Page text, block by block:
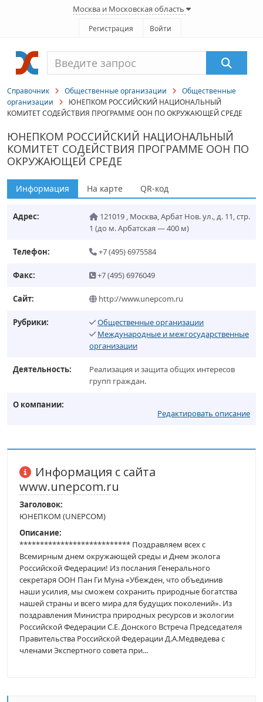
Москва и Московская область
Регистрация Войти
Справочник Общественные организации
Общественные
организации
ЮНЕПКОМ РОССИЙСКИЙ НАЦИОНАЛЬНЫЙ
КОМИТЕТ СОДЕЙСТВИЯ ПРОГРАММЕ ООН ПО ОКРУЖАЮЩЕЙ СРЕДЕ
ЮНЕПКОМ РОССИЙСКИЙ НАЦИОНАЛЬНЫЙ
КОМИТЕТ СОДЕЙСТВИЯ ПРОГРАММЕ ООН ПО
ОКРУЖАЮЩЕЙ СРЕДЕ
Информация На карте QR-код
Адрес: 121019 , Москва,Арбат Нов. ул., д. 11, стр.
1 (до м. Арбатская — 400 м)
Телефон: +7 (495) 6975584
Факс: +7 (495) 6976049
Сайт: http://www.unepcom.ru
Рубрики:
Общественные организации
Международные и межгосударственные
организации
Деятельность:
Реализация и защита общих интересов
групп граждан.
О компании:
Редактировать описание
Информация с сайта
www.unepcom.ru
Заголовок:
ЮНЕПКОМ (UNEPCOM)
Описание:
*************************** Поздравляем всех с
Всемирным днем окружающей среды и Днем эколога
Российской Федерации! Из послания Генерального
секретаря ООН Пан Ги Муна «Убежден, что объединив
наши усилия, мы сможем сохранить природные богатства
нашей страны и всего мира для будущих поколений». Из
поздравления Министра природных ресурсов и экологии
Российской Федерации С.Е. Донского Встреча Председателя
Правительства Российской Федерации Д.А.Медведева с
членами Экспертного совета при...